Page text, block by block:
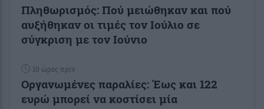
Πληθωρισμός: Πού μειώθηκαν και πού
αυξήθηκαν οι τιμές τον Ιούλιο σε
σύγκριση με τον Ιούνιο
10 ώρες πριν
Οργανωμένες παραλίες: Έως και 122
ευρώ μπορεί να κοστίσει μία